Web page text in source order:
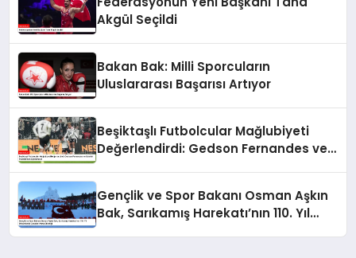
Akgül Seçildi
Bakan Bak: Milli Sporcuların
Uluslararası Başarısı Artıyor
Beşiktaşlı Futbolcular Mağlubiyeti
Değerlendirdi: Gedson Fernandes ve
Gençlik ve Spor Bakanı Osman Aşkın
Bak, Sarıkamış Harekatı’nın 110. Yıl